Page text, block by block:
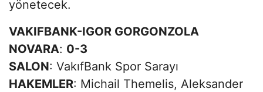
yönetecek.
VAKIFBANK-IGOR GORGONZOLA
NOVARA: 0-3
SALON: VakıfBank Spor Sarayı
HAKEMLER: Michail Themelis, Aleksander